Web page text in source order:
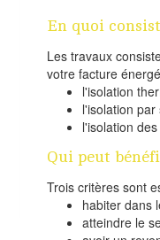
En quoi
Les travaux
votre facture
l'isolation
l'isolation par
l'isolation
Qui peut
Trois critères sont
habiter dans
atteindre le